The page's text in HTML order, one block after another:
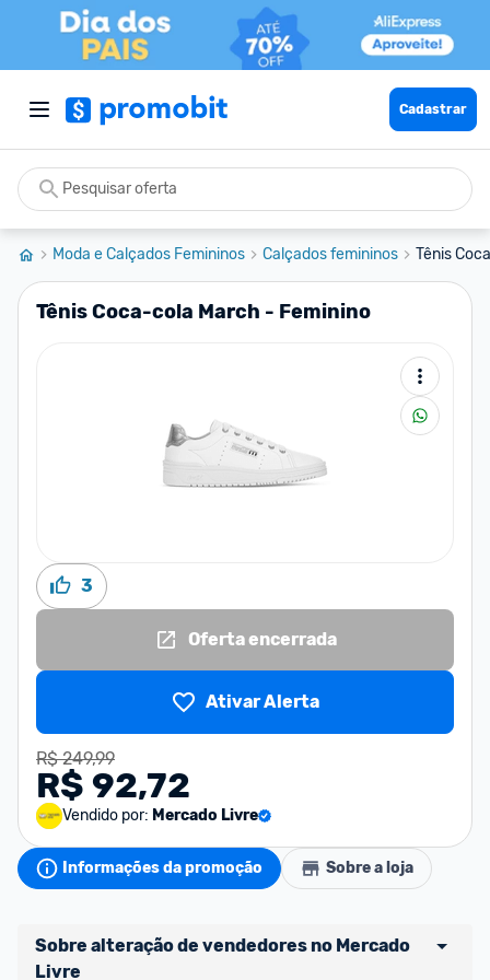
Cadastrar
Moda e Calçados Femininos Calçados femininos Tênis
Tênis Coca-cola March - Feminino
3
Oferta encerrada
Ativar Alerta
R$ 249,99
R$ 92,72
Vendido por: Mercado Livre
Informações da promoção Sobre a loja
Sobre alteração de vendedores no Mercado
Livre